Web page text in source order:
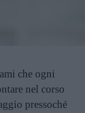
che ogni
nel corso
pressoché